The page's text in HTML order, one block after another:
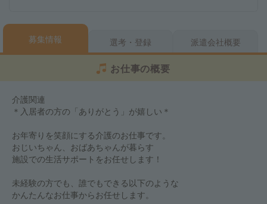
募集情報 選考・登録 派遣会社概要
お仕事の概要
介護関連
＊入居者の方の「ありがとう」が嬉しい＊
お年寄りを笑顔にする介護のお仕事です。
おじいちゃん、おばあちゃんが暮らす
施設での生活サポートをお任せします！
未経験の方でも、誰でもできる以下のような
かんたんなお仕事からお任せします。